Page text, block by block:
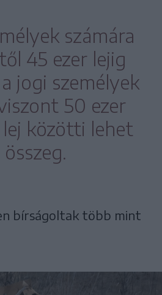
számára
45 ezer lejig
jogi személyek
50 ezer
lej közötti lehet
bírságoltak több mint